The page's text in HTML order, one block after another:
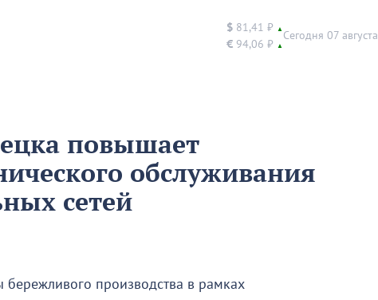
$ 81,41 ₽ ▲
€ 94,06 ₽ ▲
Сегодня 07 августа
повышает
обслуживания
сетей
бережливого производства в рамках